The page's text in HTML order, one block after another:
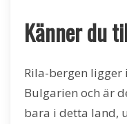
Känner du
Rila-bergen ligger
Bulgarien och är
bara i detta land,